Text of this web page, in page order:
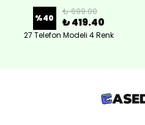
%40
₺ 699.00
₺ 419.40
27 Telefon Modeli 4 Renk